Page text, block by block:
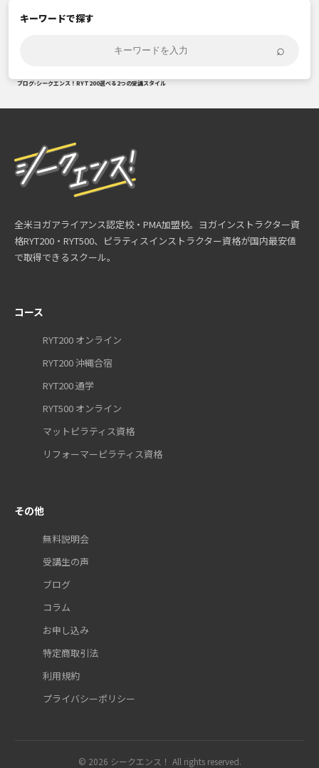
キーワードで探す
⌕
ブログ›シークエンス！RYT200選べる2つの受講スタイル
全米ヨガアライアンス認定校・PMA加盟校。ヨガインストラクター資
格RYT200・RYT500、ピラティスインストラクター資格が国内最安値
で取得できるスクール。
コース
RYT200 オンライン
RYT200 沖縄合宿
RYT200 通学
RYT500 オンライン
マットピラティス資格
リフォーマーピラティス資格
その他
無料説明会
受講生の声
ブログ
コラム
お申し込み
特定商取引法
利用規約
プライバシーポリシー
© 2026 シークエンス！ All rights reserved.